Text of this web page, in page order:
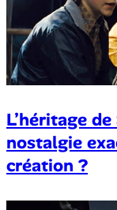
L’héritage
nostalgie
création ?